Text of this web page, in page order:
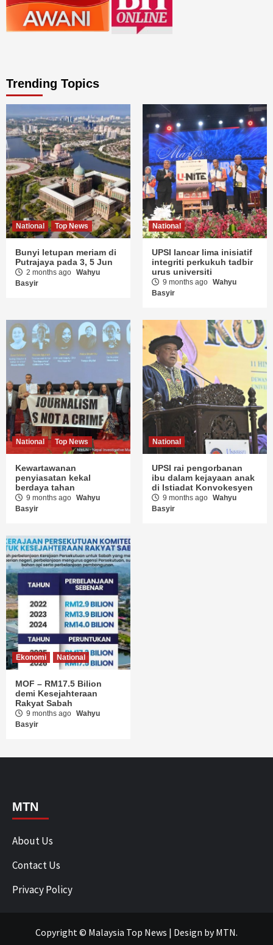
Trending Topics
National Top News
Bunyi letupan meriam di
Putrajaya pada 3, 5 Jun
2 months ago Wahyu
Basyir
National
UPSI lancar lima inisiatif
integriti perkukuh tadbir
urus universiti
9 months ago Wahyu
Basyir
National Top News
Kewartawanan
penyiasatan kekal
berdaya tahan
9 months ago Wahyu
Basyir
National
UPSI rai pengorbanan
ibu dalam kejayaan anak
di Istiadat Konvokesyen
9 months ago Wahyu
Basyir
Ekonomi National
MOF – RM17.5 Bilion
demi Kesejahteraan
Rakyat Sabah
9 months ago Wahyu
Basyir
MTN
About Us
Contact Us
Privacy Policy
Copyright © Malaysia Top News | Design by MTN.